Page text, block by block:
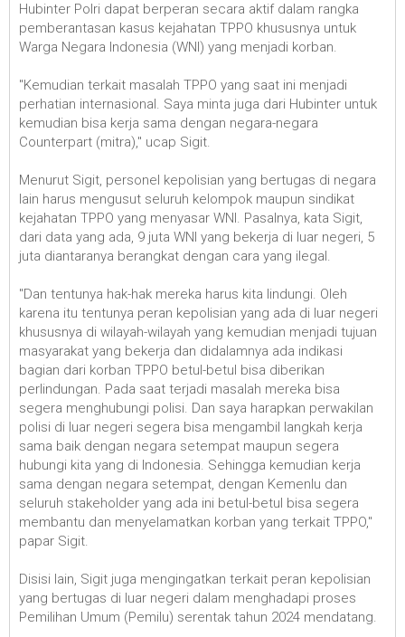
Hubinter Polri dapat berperan secara aktif dalam rangka
pemberantasan kasus kejahatan TPPO khususnya untuk
Warga Negara Indonesia (WNI) yang menjadi korban.
"Kemudian terkait masalah TPPO yang saat ini menjadi
perhatian internasional. Saya minta juga dari Hubinter untuk
kemudian bisa kerja sama dengan negara-negara
Counterpart (mitra)," ucap Sigit.
Menurut Sigit, personel kepolisian yang bertugas di negara
lain harus mengusut seluruh kelompok maupun sindikat
kejahatan TPPO yang menyasar WNI. Pasalnya, kata Sigit,
dari data yang ada, 9 juta WNI yang bekerja di luar negeri, 5
juta diantaranya berangkat dengan cara yang ilegal.
"Dan tentunya hak-hak mereka harus kita lindungi. Oleh
karena itu tentunya peran kepolisian yang ada di luar negeri
khususnya di wilayah-wilayah yang kemudian menjadi tujuan
masyarakat yang bekerja dan didalamnya ada indikasi
bagian dari korban TPPO betul-betul bisa diberikan
perlindungan. Pada saat terjadi masalah mereka bisa
segera menghubungi polisi. Dan saya harapkan perwakilan
polisi di luar negeri segera bisa mengambil langkah kerja
sama baik dengan negara setempat maupun segera
hubungi kita yang di Indonesia. Sehingga kemudian kerja
sama dengan negara setempat, dengan Kemenlu dan
seluruh stakeholder yang ada ini betul-betul bisa segera
membantu dan menyelamatkan korban yang terkait TPPO,"
papar Sigit.
Disisi lain, Sigit juga mengingatkan terkait peran kepolisian
yang bertugas di luar negeri dalam menghadapi proses
Pemilihan Umum (Pemilu) serentak tahun 2024 mendatang.